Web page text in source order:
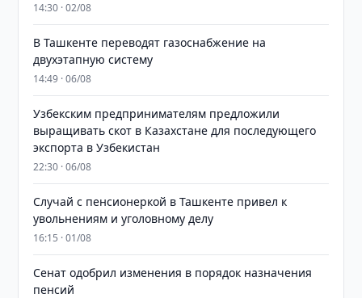
14:30 · 02/08
В Ташкенте переводят газоснабжение на
двухэтапную систему
14:49 · 06/08
Узбекским предпринимателям предложили
выращивать скот в Казахстане для последующего
экспорта в Узбекистан
22:30 · 06/08
Случай с пенсионеркой в Ташкенте привел к
увольнениям и уголовному делу
16:15 · 01/08
Сенат одобрил изменения в порядок назначения
пенсий